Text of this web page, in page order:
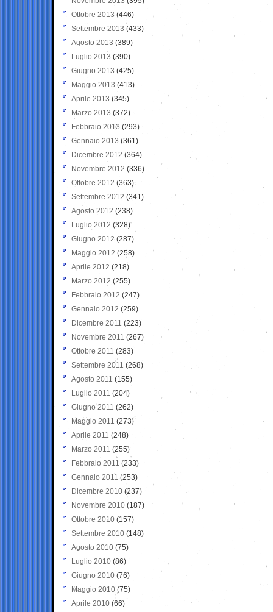
Ottobre 2013 (446)
Settembre 2013 (433)
Agosto 2013 (389)
Luglio 2013 (390)
Giugno 2013 (425)
Maggio 2013 (413)
Aprile 2013 (345)
Marzo 2013 (372)
Febbraio 2013 (293)
Gennaio 2013 (361)
Dicembre 2012 (364)
Novembre 2012 (336)
Ottobre 2012 (363)
Settembre 2012 (341)
Agosto 2012 (238)
Luglio 2012 (328)
Giugno 2012 (287)
Maggio 2012 (258)
Aprile 2012 (218)
Marzo 2012 (255)
Febbraio 2012 (247)
Gennaio 2012 (259)
Dicembre 2011 (223)
Novembre 2011 (267)
Ottobre 2011 (283)
Settembre 2011 (268)
Agosto 2011 (155)
Luglio 2011 (204)
Giugno 2011 (262)
Maggio 2011 (273)
Aprile 2011 (248)
Marzo 2011 (255)
Febbraio 2011 (233)
Gennaio 2011 (253)
Dicembre 2010 (237)
Novembre 2010 (187)
Ottobre 2010 (157)
Settembre 2010 (148)
Agosto 2010 (75)
Luglio 2010 (86)
Giugno 2010 (76)
Maggio 2010 (75)
Aprile 2010 (66)